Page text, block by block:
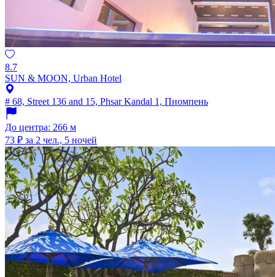
8.7
SUN & MOON, Urban Hotel
# 68, Street 136 and 15, Phsar Kandal 1, Пномпень
До центра: 266 м
73 ₽ за 2 чел., 5 ночей